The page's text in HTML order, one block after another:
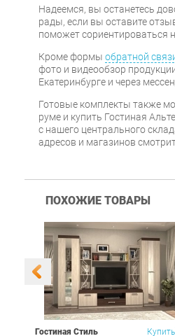
Надеемся, вы останетесь
рады, если вы оставите
поможет сориентироваться
Кроме формы обратной
фото и видеообзор
Екатеринбурге и через
Готовые комплекты также
руме и купить Гостиная
с нашего центрального
адресов и магазинов
ПОХОЖИЕ ТОВАРЫ
Купить
Гостиная Стиль